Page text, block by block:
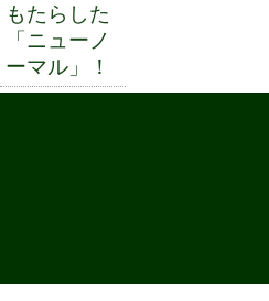
もたらした
「ニューノ
ーマル」！